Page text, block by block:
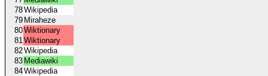
78Wikipedia
79 Miraheze
80Wiktionary
81Wiktionary
82Wikipedia
83 Mediawiki
84Wikipedia